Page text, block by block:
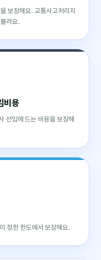
보장해요. 교통사고처리지
려요.
비용
선임에 드는 비용을 보장해
정한 한도에서 보장해요.